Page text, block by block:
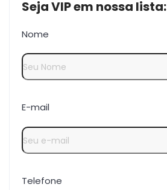
Seja VIP em nossa lista:
Nome
E-mail
Telefone